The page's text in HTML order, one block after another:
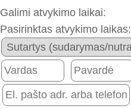
Galimi atvykimo laikai:
Pasirinktas atvykimo laikas: